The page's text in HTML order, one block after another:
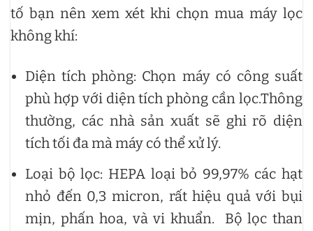
tố bạn nên xem xét khi chọn mua máy lọc
không khí:
Diện tích phòng: Chọn máy có công suất
phù hợp với diện tích phòng cần lọc.Thông
thường, các nhà sản xuất sẽ ghi rõ diện
tích tối đa mà máy có thể xử lý.
Loại bộ lọc: HEPA loại bỏ 99,97% các hạt
nhỏ đến 0,3 micron, rất hiệu quả với bụi
mịn, phấn hoa, và vi khuẩn. Bộ lọc than